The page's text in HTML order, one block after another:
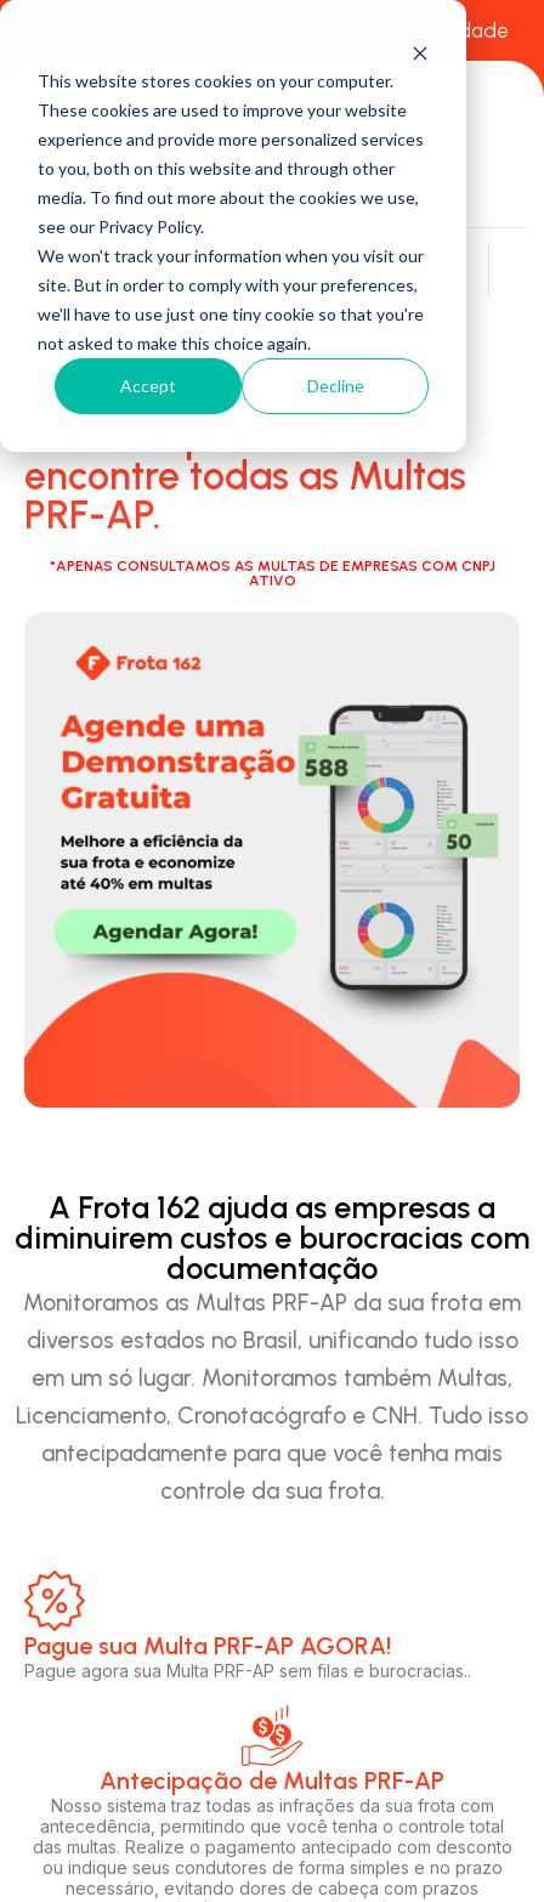
This website stores cookies on your computer.
These cookies are used to improve your website
experience and provide more personalized services
to you, both on this website and through other
media. To find out more about the cookies we use,
see our Privacy Policy.
We won't track your information when you visit our
site. But in order to comply with your preferences,
we'll have to use just one tiny cookie so that you're
not asked to make this choice again.
Accept Decline
Política de Privacidade
Buscar
encontre todas as Multas
PRF-AP.
*APENAS CONSULTAMOS AS MULTAS DE EMPRESAS COM CNPJ
ATIVO
A Frota 162 ajuda as empresas a
diminuirem custos e burocracias com
documentação
Monitoramos as Multas PRF-AP da sua frota em
diversos estados no Brasil, unificando tudo isso
em um só lugar. Monitoramos também Multas,
Licenciamento, Cronotacógrafo e CNH. Tudo isso
antecipadamente para que você tenha mais
controle da sua frota.
Pague sua Multa PRF-AP AGORA!​
Pague agora sua Multa PRF-AP sem filas e burocracias..
Antecipação de Multas PRF-AP
Nosso sistema traz todas as infrações da sua frota com
antecedência, permitindo que você tenha o controle total
das multas. Realize o pagamento antecipado com desconto
ou indique seus condutores de forma simples e no prazo
necessário, evitando dores de cabeça com prazos